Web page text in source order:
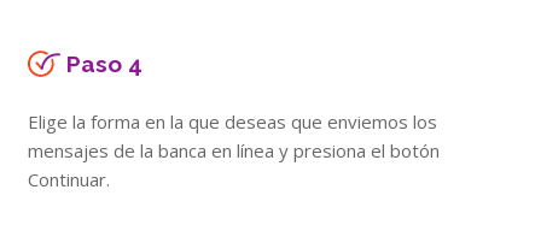
Paso 4
Elige la forma en la que deseas que enviemos los
mensajes de la banca en línea y presiona el botón
Continuar.